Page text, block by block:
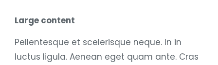
Large content
Pellentesque et scelerisque neque. In in
luctus ligula. Aenean eget quam ante. Cras